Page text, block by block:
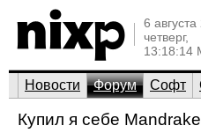
6 августа
четверг,
13:18:14
Новости Форум Софт
Купил я себе